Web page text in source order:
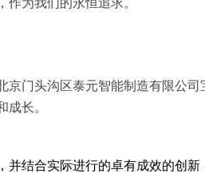
为我们的永恒追求。
门头沟区泰元智能制造有限公司
长。
结合实际进行的卓有成效的创新